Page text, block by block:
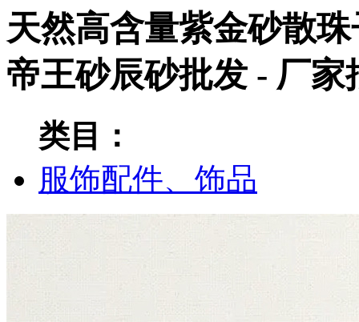
天然高含量紫金砂散
帝王砂辰砂批发 - 厂家
类目：
服饰配件、饰品